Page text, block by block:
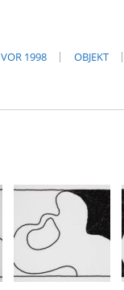
VOR 1998 OBJEKT